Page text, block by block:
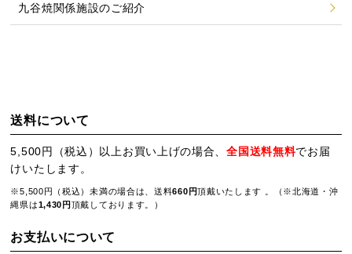
九谷焼関係施設のご紹介
送料について
5,500円（税込）以上お買い上げの場合、全国送料無料でお届
けいたします。
※5,500円（税込）未満の場合は、送料660円頂戴いたします 。（※北海道・沖
縄県は1,430円 頂戴しております。）
お支払いについて